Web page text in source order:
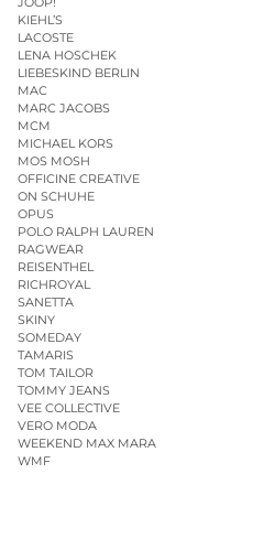
KIEHL’S
LACOSTE
LENA HOSCHEK
LIEBESKIND BERLIN
MAC
MARC JACOBS
MCM
MICHAEL KORS
MOS MOSH
OFFICINE CREATIVE
ON SCHUHE
OPUS
POLO RALPH LAUREN
RAGWEAR
REISENTHEL
RICHROYAL
SANETTA
SKINY
SOMEDAY
TAMARIS
TOM TAILOR
TOMMY JEANS
VEE COLLECTIVE
VERO MODA
WEEKEND MAX MARA
WMF